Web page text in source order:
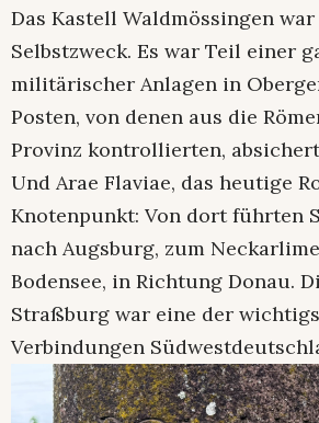
Das Kastell Waldmössingen
Selbstzweck. Es war Teil einer
militärischer Anlagen in
Posten, von denen aus die
Provinz kontrollierten,
Und Arae Flaviae, das heutige
Knotenpunkt: Von dort führten
nach Augsburg, zum
Bodensee, in Richtung Donau.
Straßburg war eine der
Verbindungen